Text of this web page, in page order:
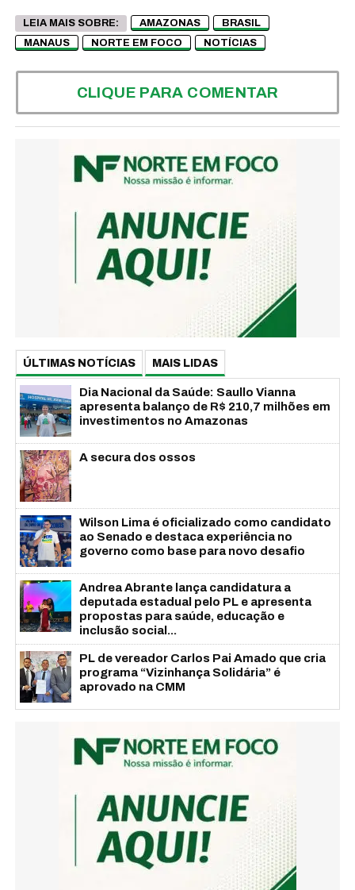
LEIA MAIS SOBRE: AMAZONAS
BRASIL
MANAUS
NORTE EM FOCO NOTÍCIAS
CLIQUE PARA COMENTAR
ÚLTIMAS NOTÍCIAS MAIS LIDAS
Dia Nacional da Saúde: Saullo Vianna
apresenta balanço de R$ 210,7 milhões em
investimentos no Amazonas
A secura dos ossos
Wilson Lima é oficializado como candidato
ao Senado e destaca experiência no
governo como base para novo desafio
Andrea Abrante lança candidatura a
deputada estadual pelo PL e apresenta
propostas para saúde, educação e
inclusão social...
PL de vereador Carlos Pai Amado que cria
programa “Vizinhança Solidária” é
aprovado na CMM